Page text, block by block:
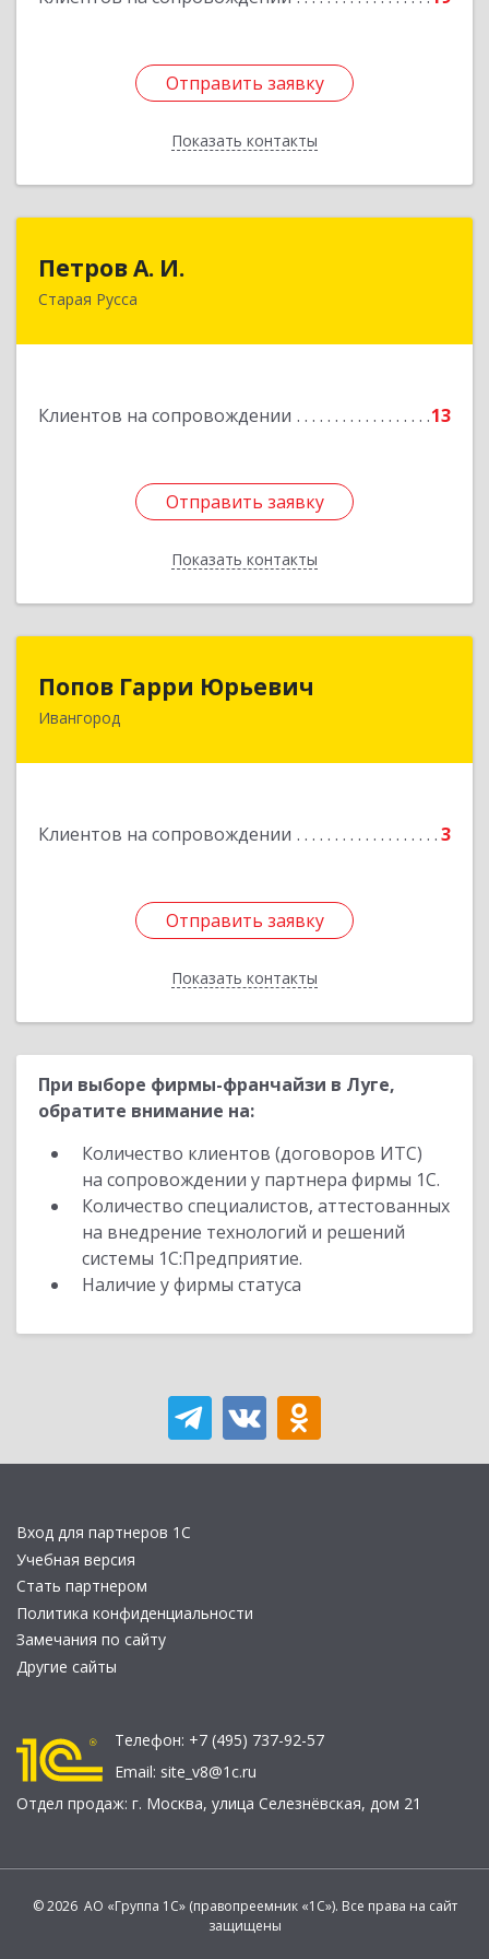
Отправить заявку
Показать контакты
Отправить заявку
Назад
Петров А. И.
Старая Русса
Клиентов на сопровождении 13
Отправить заявку
Показать контакты
Отправить заявку
Назад
Попов Гарри Юрьевич
Ивангород
Клиентов на сопровождении 3
Отправить заявку
Показать контакты
Отправить заявку
Назад
При выборе фирмы-франчайзи в Луге,
обратите внимание на:
Количество клиентов (договоров ИТС)
на сопровождении у партнера фирмы 1С.
Количество специалистов, аттестованных
на внедрение технологий и решений
системы 1С:Предприятие.
Наличие у фирмы статуса
Вход для партнеров 1С
Учебная версия
Стать партнером
Политика конфиденциальности
Замечания по сайту
Другие сайты
Телефон: +7 (495) 737-92-57
Email: site_v8@1c.ru
Отдел продаж: г. Москва, улица Селезнёвская, дом 21
© 2026 АО «Группа 1С» (правопреемник «1С»). Все права на сайт
защищены